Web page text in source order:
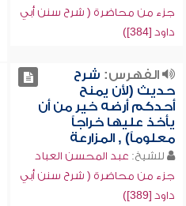
جزء من محاضرة ( شرح سنن أبي
داود [384])
الفهرس: شرح
حديث (لأن يمنح
أحدكم أرضه خير من أن
يأخذ عليها خراجاً
معلوماً) , المزارعة
للشيخ: عبد المحسن العباد
جزء من محاضرة ( شرح سنن أبي
داود [389])